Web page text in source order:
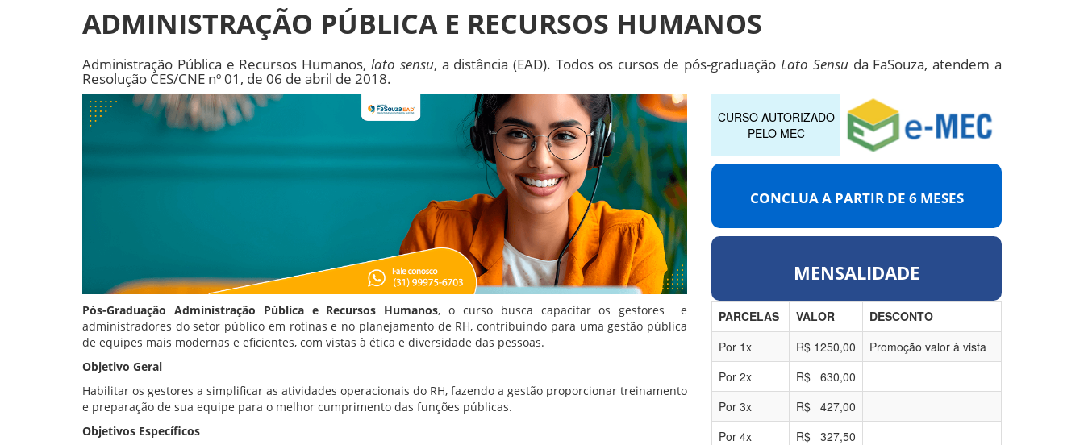
ADMINISTRAÇÃO PÚBLICA E RECURSOS HUMANOS
Administração Pública e Recursos Humanos, lato sensu, a distância (EAD). Todos os cursos de pós-graduaçãoLato Sensuda FaSouza, atendem a
Resolução CES/CNE nº 01, de 06 de abril de 2018.
Pós-Graduação Administração Pública e Recursos Humanos, o curso busca capacitar os gestores
e
administradores do setor público em rotinas e no planejamento de RH, contribuindo para uma gestão pública
de equipes mais modernas e eficientes, com vistas à ética e diversidade das pessoas.
Objetivo Geral
Habilitar os gestores a simplificar as atividades operacionais do RH, fazendo a gestão proporcionar treinamento
e preparação de sua equipe para o melhor cumprimento das funções públicas.
Objetivos Específicos
CURSO AUTORIZADO
PELO MEC
CONCLUA A PARTIR DE 6 MESES
MENSALIDADE
PARCELAS VALOR
DESCONTO
Por 1x R$ 1250,00
Promoção valor à vista
Por 2x R$ 630,00
Por 3x R$ 427,00
Por 4x R$ 327,50